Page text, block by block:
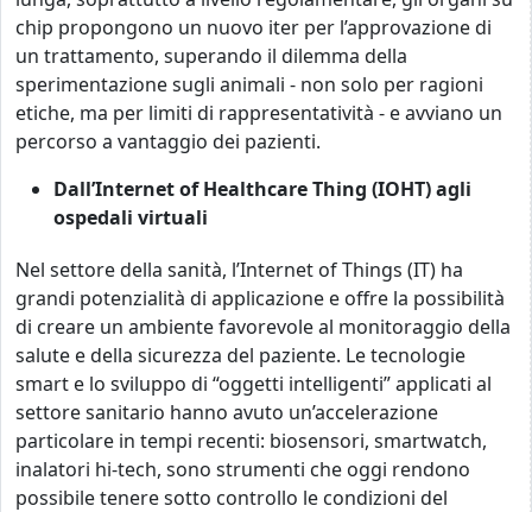
chip propongono un nuovo iter per l’approvazione di
un trattamento, superando il dilemma della
sperimentazione sugli animali - non solo per ragioni
etiche, ma per limiti di rappresentatività - e avviano un
percorso a vantaggio dei pazienti.
Dall’Internet of Healthcare Thing (IOHT) agli
ospedali virtuali
Nel settore della sanità, l’Internet of Things (IT) ha
grandi potenzialità di applicazione e offre la possibilità
di creare un ambiente favorevole al monitoraggio della
salute e della sicurezza del paziente. Le tecnologie
smart e lo sviluppo di “oggetti intelligenti” applicati al
settore sanitario hanno avuto un’accelerazione
particolare in tempi recenti: biosensori, smartwatch,
inalatori hi-tech, sono strumenti che oggi rendono
possibile tenere sotto controllo le condizioni del